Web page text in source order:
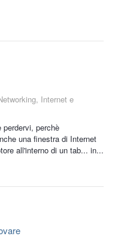
Internet e
perchè
una finestra di Internet
all'interno di un tab... in...